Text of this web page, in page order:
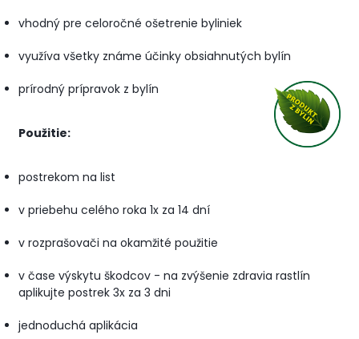
vhodný pre celoročné ošetrenie byliniek
využíva všetky známe účinky obsiahnutých bylín
prírodný prípravok z bylín
Použitie:
postrekom na list
v priebehu celého roka 1x za 14 dní
v rozprašovači na okamžité použitie
v čase výskytu škodcov - na zvýšenie zdravia rastlín
aplikujte postrek 3x za 3 dni
jednoduchá aplikácia